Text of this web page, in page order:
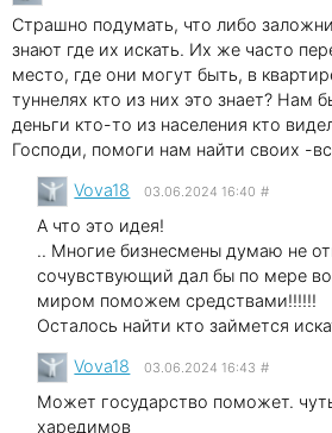
Страшно подумать, что либо
знают где их искать. Их же часто
место, где они могут быть, в
туннелях кто из них это знает? Нам
деньги кто-то из населения кто
Господи, помоги нам найти своих -
Vova18 03.06.2024 16:40 #
А что это идея!
.. Многие бизнесмены думаю не
сочувствующий дал бы по мере
миром поможем средствами!!!!!!
Осталось найти кто займется
Vova18 03.06.2024 16:43 #
Может государство поможет.
харедимов